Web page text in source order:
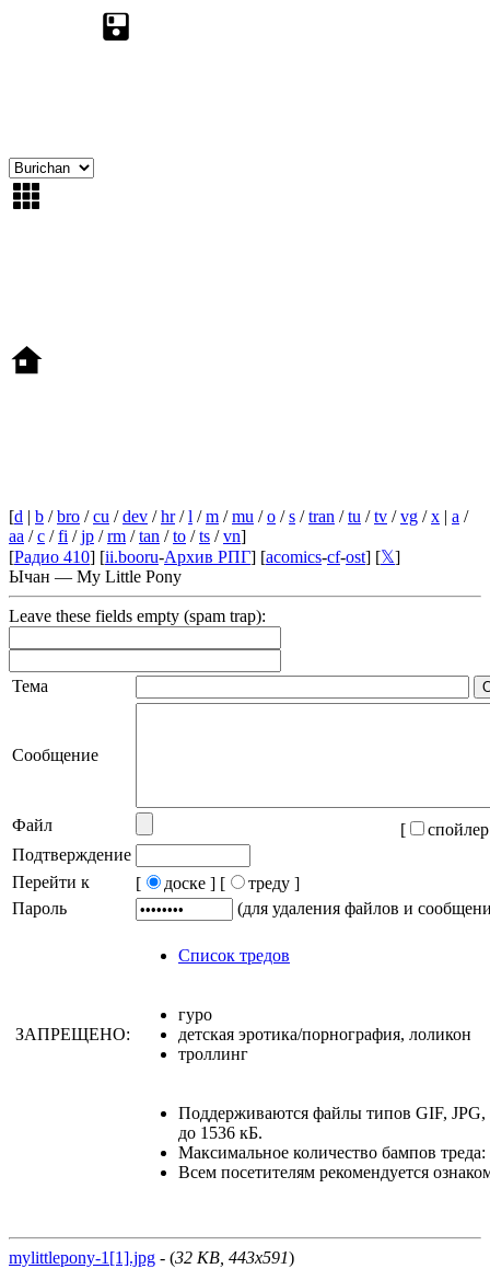
[d | b /bro /cu /dev /hr/l /m /mu /o /s /tran /tu /tv /vg /x | a /
aa /c /fi /jp /rm /tan /to /ts /vn]
[Радио 410] [ii.booru-Архив РПГ] [acomics-cf-ost] [𝕏]
Ычан — My Little Pony
Leave these fields empty (spam trap):
Тема
Сообщение
Файл [
Подтверждение
Перейти к
[ доске ] [
треду ]
Пароль
(для удаления файлов и
Список тредов
ЗАПРЕЩЕНО:
гуро
детская эротика/порнография, лоликон
троллинг
Поддерживаются файлы типов GIF, JPG,
до 1536 кБ.
Максимальное количество бампов треда:
Всем посетителям рекомендуется
mylittlepony-1[1].jpg - (32 KB, 443x591)